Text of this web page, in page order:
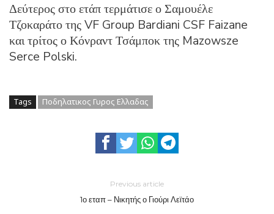
Δεύτερος στο ετάπ τερμάτισε ο Σαμουέλε
Τζοκαράτο της VF Group Bardiani CSF Faizane
και τρίτος ο Κόνραντ Τσάμποκ της Mazowsze
Serce Polski.
Tags Ποδηλατικος Γυρος Ελλαδας
Previous article
1ο εταπ – Νικητής ο Γιούρι Λεϊτάο